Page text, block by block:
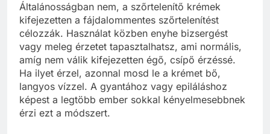
Általánosságban nem, a szőrtelenítő krémek
kifejezetten a fájdalommentes szőrtelenítést
célozzák. Használat közben enyhe bizsergést
vagy meleg érzetet tapasztalhatsz, ami normális,
amíg nem válik kifejezetten égő, csípő érzéssé.
Ha ilyet érzel, azonnal mosd le a krémet bő,
langyos vízzel. A gyantához vagy epiláláshoz
képest a legtöbb ember sokkal kényelmesebbnek
érzi ezt a módszert.